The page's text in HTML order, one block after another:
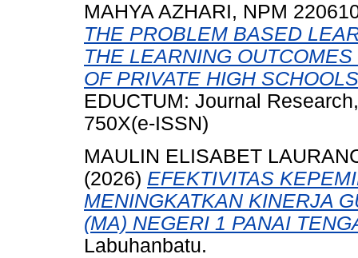
MAHYA AZHARI, NPM
THE PROBLEM BASED
THE LEARNING
OF PRIVATE HIGH
EDUCTUM: Journal
750X(e-ISSN)
MAULIN ELISABET
(2026) EFEKTIVITAS
MENINGKATKAN KINERJA
(MA) NEGERI 1 PANAI
Labuhanbatu.